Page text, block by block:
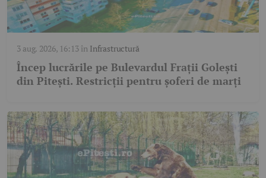
3 aug. 2026, 16:13în Infrastructură
Încep lucrările pe Bulevardul Frații Golești
din Pitești. Restricții pentru șoferi de marți